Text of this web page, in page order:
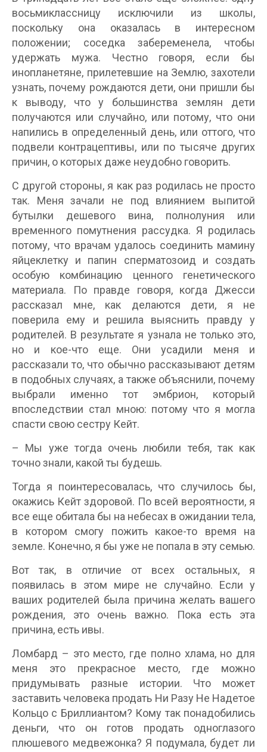
восьмиклассницу исключили из школы,
поскольку она оказалась в интересном
положении; соседка забеременела, чтобы
удержать мужа. Честно говоря, если бы
инопланетяне, прилетевшие на Землю, захотели
узнать, почему рождаются дети, они пришли бы
к выводу, что у большинства землян дети
получаются или случайно, или потому, что они
напились в определенный день, или оттого, что
подвели контрацептивы, или по тысяче других
причин, о которых даже неудобно говорить.
С другой стороны, я как раз родилась не просто
так. Меня зачали не под влиянием выпитой
бутылки дешевого вина, полнолуния или
временного помутнения рассудка. Я родилась
потому, что врачам удалось соединить мамину
яйцеклетку и папин сперматозоид и создать
особую комбинацию ценного генетического
материала. По правде говоря, когда Джесси
рассказал мне, как делаются дети, я не
поверила ему и решила выяснить правду у
родителей. В результате я узнала не только это,
но и кое-что еще. Они усадили меня и
рассказали то, что обычно рассказывают детям
в подобных случаях, а также объяснили, почему
выбрали именно тот эмбрион, который
впоследствии стал мною: потому что я могла
спасти свою сестру Кейт.
– Мы уже тогда очень любили тебя, так как
точно знали, какой ты будешь.
Тогда я поинтересовалась, что случилось бы,
окажись Кейт здоровой. По всей вероятности, я
все еще обитала бы на небесах в ожидании тела,
в котором смогу пожить какое-то время на
земле. Конечно, я бы уже не попала в эту семью.
Вот так, в отличие от всех остальных, я
появилась в этом мире не случайно. Если у
ваших родителей была причина желать вашего
рождения, это очень важно. Пока есть эта
причина, есть ивы.
Ломбард – это место, где полно хлама, но для
меня это прекрасное место, где можно
придумывать разные истории. Что может
заставить человека продать Ни Разу Не Надетое
Кольцо с Бриллиантом? Кому так понадобились
деньги, что он готов продать одноглазого
плюшевого медвежонка? Я подумала, будет ли